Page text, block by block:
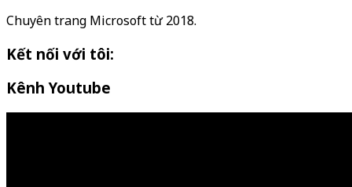
Chuyên trang Microsoft từ 2018.
Kết nối với tôi:
Kênh Youtube